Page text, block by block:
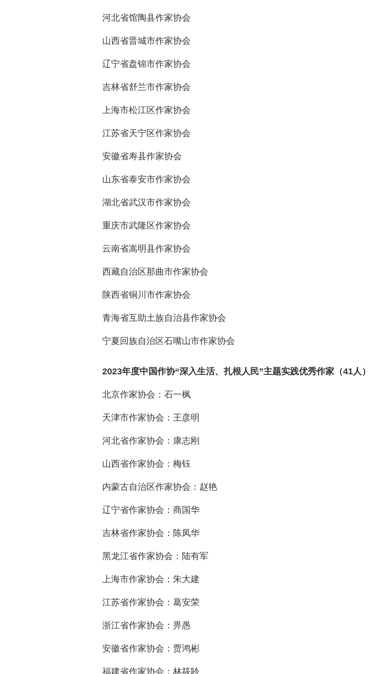
河北省馆陶县作家协会
山西省晋城市作家协会
辽宁省盘锦市作家协会
吉林省舒兰市作家协会
上海市松江区作家协会
江苏省天宁区作家协会
安徽省寿县作家协会
山东省泰安市作家协会
湖北省武汉市作家协会
重庆市武隆区作家协会
云南省嵩明县作家协会
西藏自治区那曲市作家协会
陕西省铜川市作家协会
青海省互助土族自治县作家协会
宁夏回族自治区石嘴山市作家协会
2023年度中国作协“深入生活、扎根人民”主题实践优秀作家（41人）
北京作家协会：石一枫
天津市作家协会：王彦明
河北省作家协会：康志刚
山西省作家协会：梅钰
内蒙古自治区作家协会：赵艳
辽宁省作家协会：商国华
吉林省作家协会：陈凤华
黑龙江省作家协会：陆有军
上海市作家协会：朱大建
江苏省作家协会：葛安荣
浙江省作家协会：畀愚
安徽省作家协会：贾鸿彬
福建省作家协会：林筱聆